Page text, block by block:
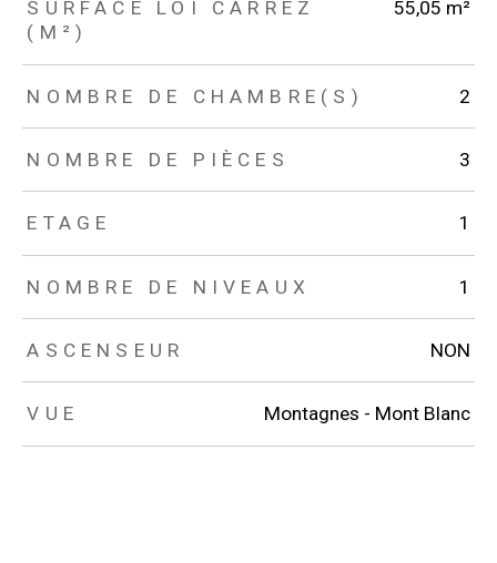
SURFACE LOI CARREZ
(M²)
55,05 m²
NOMBRE DE CHAMBRE(S) 2
NOMBRE DE PIÈCES 3
ETAGE 1
NOMBRE DE NIVEAUX 1
ASCENSEUR NON
VUE Montagnes - Mont Blanc